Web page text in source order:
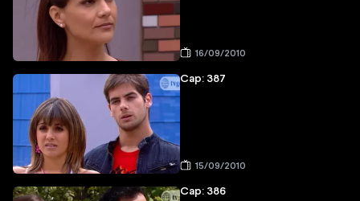
16/09/2010
Cap: 387
15/09/2010
Cap: 386